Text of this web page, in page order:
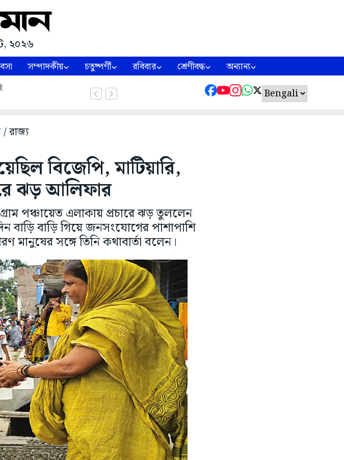
২০২৬
সম্পাদকীয় চতুষ্পর্ণী রবিবার শ্রেণীবদ্ধ অন্যান্য
/ রাজ্য
বিজেপি, মাটিয়ারি,
ঝড় আলিফার
পঞ্চায়েত এলাকায় প্রচারে ঝড় তুললেন
বাড়ি বাড়ি গিয়ে জনসংযোগের পাশাপাশি
মানুষের সঙ্গে তিনি কথাবার্তা বলেন।